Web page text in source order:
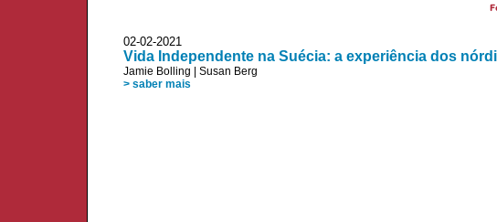
02-02-2021
Vida Independente na Suécia: a experiência dos
Jamie Bolling
Susan Berg
> saber mais